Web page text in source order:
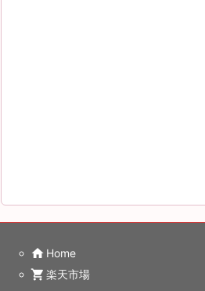
homeHome
shopping_cart 楽天市場